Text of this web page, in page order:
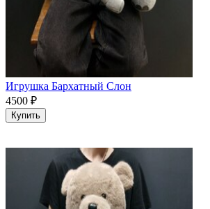
Игрушка Бархатный Слон
4500 ₽
Купить